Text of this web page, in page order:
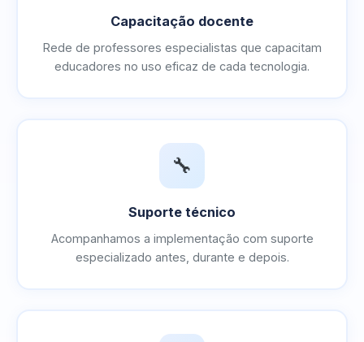
Capacitação docente
Rede de professores especialistas que capacitam
educadores no uso eficaz de cada tecnologia.
🔧
Suporte técnico
Acompanhamos a implementação com suporte
especializado antes, durante e depois.